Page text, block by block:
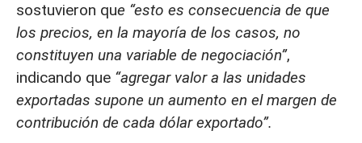
sostuvieron que “esto es consecuencia de que
los precios, en la mayoría de los casos, no
constituyen una variable de negociación”,
indicando que “agregar valor a las unidades
exportadas supone un aumento en el margen de
contribución de cada dólar exportado”.